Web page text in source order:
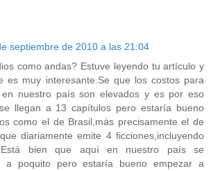
septiembre de 2010 a las 21:04
como andas? Estuve leyendo tu artículo y
es muy interesante.Se que los costos para
en nuestro país son elevados y es por eso
llegan a 13 capítulos pero estaría bueno
como el de Brasil,más precisamente el de
diariamente emite 4 ficciones,incluyendo
bien que aquí en nuestro país se
a poquito pero estaría bueno empezar a